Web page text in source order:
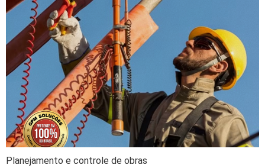
Planejamento e controle de obras